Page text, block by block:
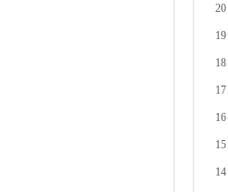
20
19
18
17
16
15
14